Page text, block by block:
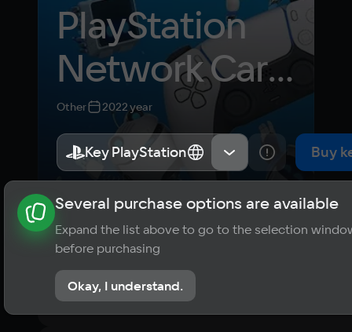
PlayStation
Network Card
PSN 75 USD
(USA)
Other 2022 year
Key PlayStation США Buy
About the game News Requirements
? Player ratings
No reviews
Key PlayStation США
Several purchase options are available
Expand the list above to go to the selection
before purchasing
Okay, I understand.